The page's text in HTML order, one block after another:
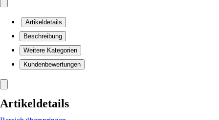
Artikeldetails
Beschreibung
Weitere Kategorien
Kundenbewertungen
Artikeldetails